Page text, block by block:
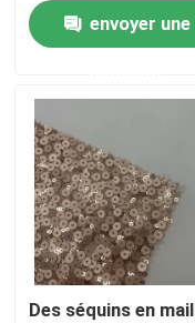
Terry Fabric
Tissu visqueux de
Tissu de laine
Shell Fabric molle
Tissus de
envoyer une
Des séquins en